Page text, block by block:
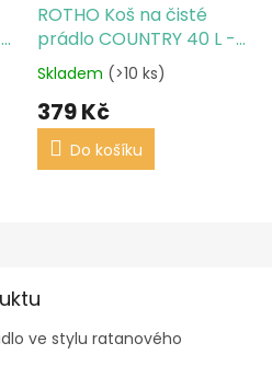
ROTHO Koš na čisté
prádlo COUNTRY 40 L -
cappuccino
Skladem (>10 ks)
379 Kč
Do košíku
ve stylu ratanového